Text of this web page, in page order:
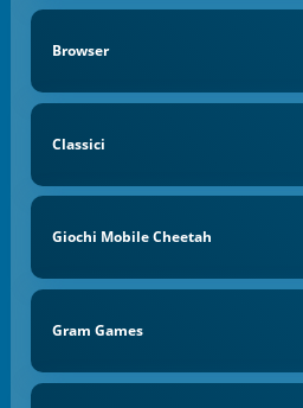
Browser
Classici
Giochi Mobile Cheetah
Gram Games